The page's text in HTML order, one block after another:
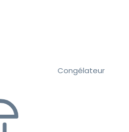
Congélateur